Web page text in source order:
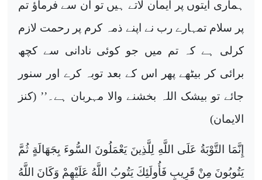
ہماری آیتوں پر ایمان لاتے ہیں تو ان سے فرماؤ تم
پر سلام تمہارے رب نے اپنے ذمہ کرم پر رحمت لازم
کرلی ہے کہ تم میں جو کوئی نادانی سے کچھ
برائی کر بیٹھے پھر اس کے بعد توبہ کرے اور سنور
جائے تو بیشک اللہ بخشنے والا مہربان ہے۔’’ (کنز
الایمان)
إِنَّمَا التَّوْبَةُ عَلَى اللَّهِ لِلَّذِينَ يَعْمَلُونَ السُّوءَ بِجَهَالَةٍ ثُمَّ
يَتُوبُونَ مِنْ قَرِيبٍ فَأُولَئِكَ يَتُوبُ اللَّهُ عَلَيْهِمْ وَكَانَ اللَّهُ